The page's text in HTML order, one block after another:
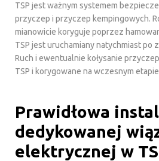
TSP jest ważnym systemem
przyczep i przyczep kempingowych.
mianowicie koryguje poprzez
TSP jest uruchamiany natychmiast po
Ruch i ewentualnie kołysanie
TSP i korygowane na wczesnym
Prawidłowa
dedykowanej
elektrycznej w